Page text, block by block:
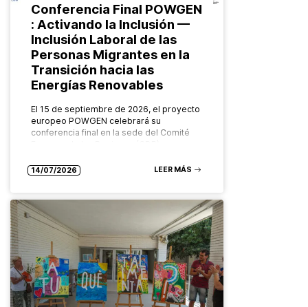
Conferencia Final POWGEN
: Activando la Inclusión —
Inclusión Laboral de las
Personas Migrantes en la
Transición hacia las
Energías Renovables
El 15 de septiembre de 2026, el proyecto
europeo POWGEN celebrará su
conferencia final en la sede del Comité
14/07/2026 LEER MÁS